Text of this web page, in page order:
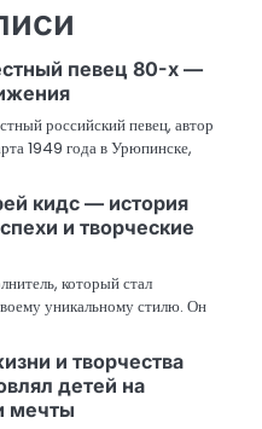
певец 80-х —
российский певец, автор
1949 года в Урюпинске,
кидс — история
и творческие
который стал
уникальному стилю. Он
и творчества
детей на
мечты